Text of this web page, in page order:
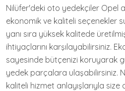
Nilüfer'deki oto yedekçiler Opel
ekonomik ve kaliteli seçenekler
yanı sıra yüksek kalitede
ihtiyaçlarını karşılayabilirsiniz.
sayesinde bütçenizi koruyarak
yedek parçalara ulaşabilirsiniz.
kaliteli hizmet anlayışlarıyla size